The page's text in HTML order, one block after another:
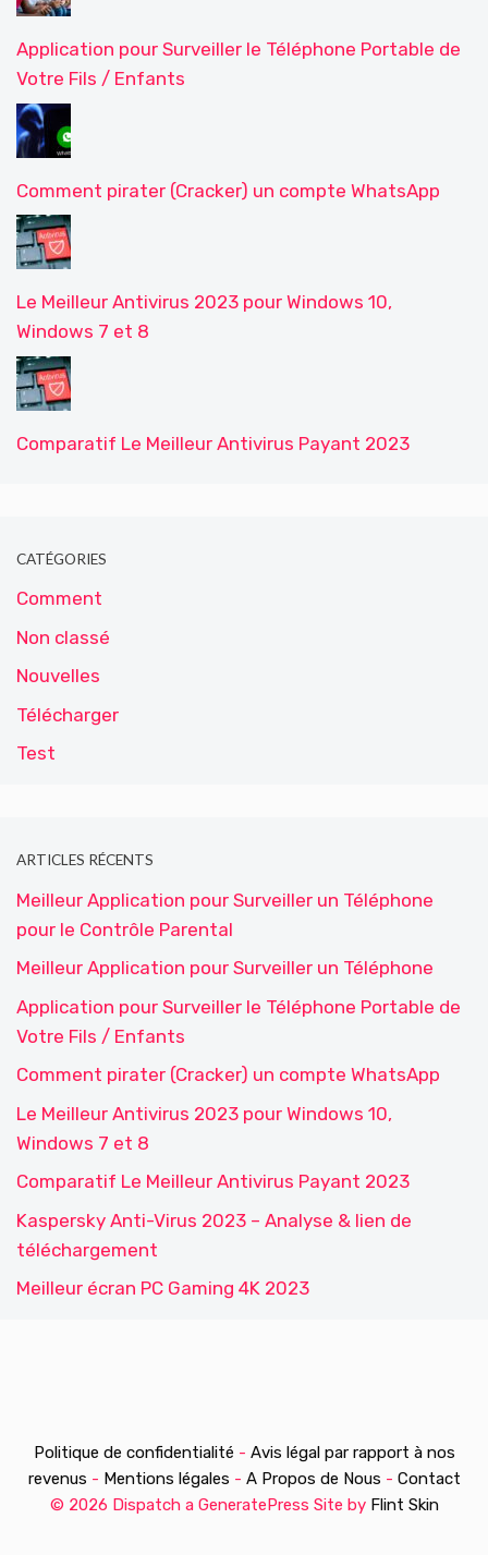
Application pour Surveiller le Téléphone Portable de
Votre Fils / Enfants
Comment pirater (Cracker) un compte WhatsApp
Le Meilleur Antivirus 2023 pour Windows 10,
Windows 7 et 8
Comparatif Le Meilleur Antivirus Payant 2023
CATÉGORIES
Comment
Non classé
Nouvelles
Télécharger
Test
ARTICLES RÉCENTS
Meilleur Application pour Surveiller un Téléphone
pour le Contrôle Parental
Meilleur Application pour Surveiller un Téléphone
Application pour Surveiller le Téléphone Portable de
Votre Fils / Enfants
Comment pirater (Cracker) un compte WhatsApp
Le Meilleur Antivirus 2023 pour Windows 10,
Windows 7 et 8
Comparatif Le Meilleur Antivirus Payant 2023
Kaspersky Anti-Virus 2023 – Analyse & lien de
téléchargement
Meilleur écran PC Gaming 4K 2023
Politique de confidentialité - Avis légal par rapport à nos
revenus - Mentions légales - A Propos de Nous - Contact
© 2026 Dispatch a GeneratePress Site by Flint Skin